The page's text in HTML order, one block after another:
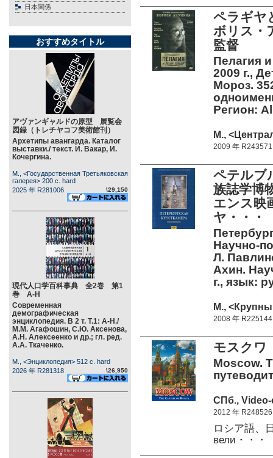
日本関係
おすすめタイトル
アヴァンギャルドの原型 展覧会
図録（トレチヤコフ美術館刊）
Архетипы авангарда. Каталог
выставки./ текст. И. Вакар, И.
Кочергина.
М., <Государственная Третьяковская
галерея> 200 c. hard
2025 年 R281006
\29,150
現代人口学百科事典 全2巻 第1
巻 А-Н
Современная
демографическая
энциклопедия. В 2 т. Т.1: А-Н./
М.М. Агафошин, С.Ю. Аксенова,
А.Н. Алексеенко и др.; гл. ред.
А.А. Ткаченко.
М., <Энциклопедия> 512 c. hard
2026 年 R281318
\26,950
ペラギ
ボリス・
監督
Пелагия
2009 г.,
Мороз.
Регион:
М.,
2009 年 R243571
ペテルブ
族誌学博
エンス映
ヤ・・・
Научно-
Л.
Ахин.
г., язык:
М.,
2008 年 R225144
モスク
Moscow.
СПб.,
2012 年 R248526
ロシア語、
вели・・・